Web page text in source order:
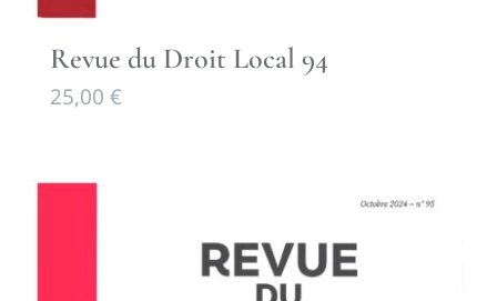
Revue du Droit Local 94
25,00 €